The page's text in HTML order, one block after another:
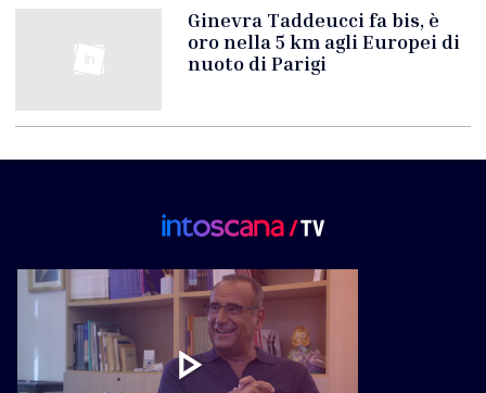
Ginevra Taddeucci fa bis, è
oro nella 5 km agli Europei di
nuoto di Parigi